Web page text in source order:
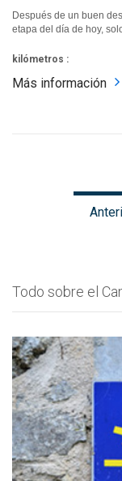
Después de un buen
etapa del día de hoy, solo
kilómetros :
Más información
Todo sobre el